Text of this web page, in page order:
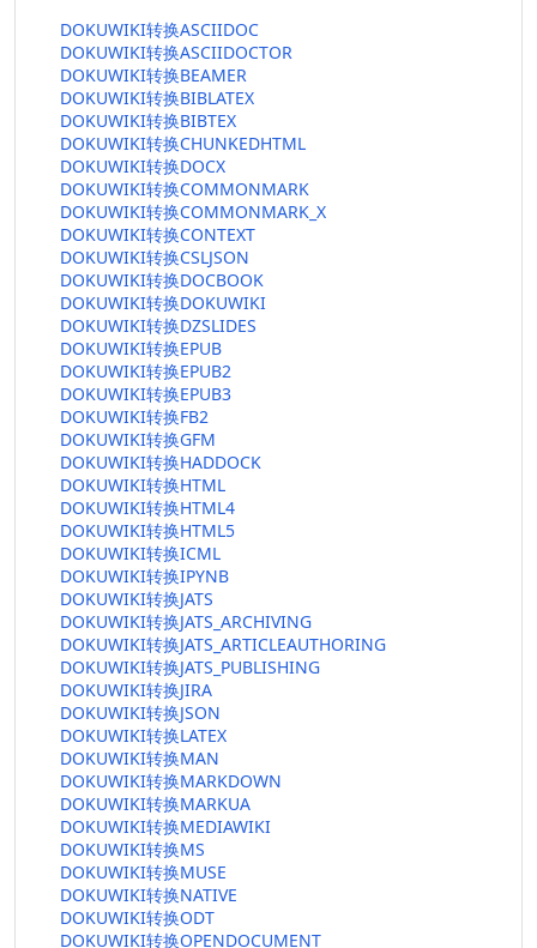
DOKUWIKI转换ASCIIDOC
DOKUWIKI转换ASCIIDOCTOR
DOKUWIKI转换BEAMER
DOKUWIKI转换BIBLATEX
DOKUWIKI转换BIBTEX
DOKUWIKI转换CHUNKEDHTML
DOKUWIKI转换DOCX
DOKUWIKI转换COMMONMARK
DOKUWIKI转换COMMONMARK_X
DOKUWIKI转换CONTEXT
DOKUWIKI转换CSLJSON
DOKUWIKI转换DOCBOOK
DOKUWIKI转换DOKUWIKI
DOKUWIKI转换DZSLIDES
DOKUWIKI转换EPUB
DOKUWIKI转换EPUB2
DOKUWIKI转换EPUB3
DOKUWIKI转换FB2
DOKUWIKI转换GFM
DOKUWIKI转换HADDOCK
DOKUWIKI转换HTML
DOKUWIKI转换HTML4
DOKUWIKI转换HTML5
DOKUWIKI转换ICML
DOKUWIKI转换IPYNB
DOKUWIKI转换JATS
DOKUWIKI转换JATS_ARCHIVING
DOKUWIKI转换JATS_ARTICLEAUTHORING
DOKUWIKI转换JATS_PUBLISHING
DOKUWIKI转换JIRA
DOKUWIKI转换JSON
DOKUWIKI转换LATEX
DOKUWIKI转换MAN
DOKUWIKI转换MARKDOWN
DOKUWIKI转换MARKUA
DOKUWIKI转换MEDIAWIKI
DOKUWIKI转换MS
DOKUWIKI转换MUSE
DOKUWIKI转换NATIVE
DOKUWIKI转换ODT
DOKUWIKI转换OPENDOCUMENT